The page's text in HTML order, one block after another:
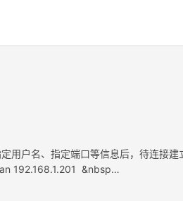
用户名、指定端口等信息后，待连接建
192.168.1.201 &nbsp…